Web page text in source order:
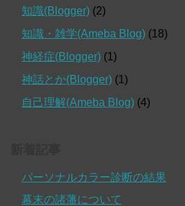
知識(Blogger) (2)
知識・雑学(Ameba Blog) (18)
神経症(Blogger) (1)
神話とか(Blogger) (1)
自己理解(Ameba Blog) (4)
パーソナルカラー診断の結果
幕末の諸藩について